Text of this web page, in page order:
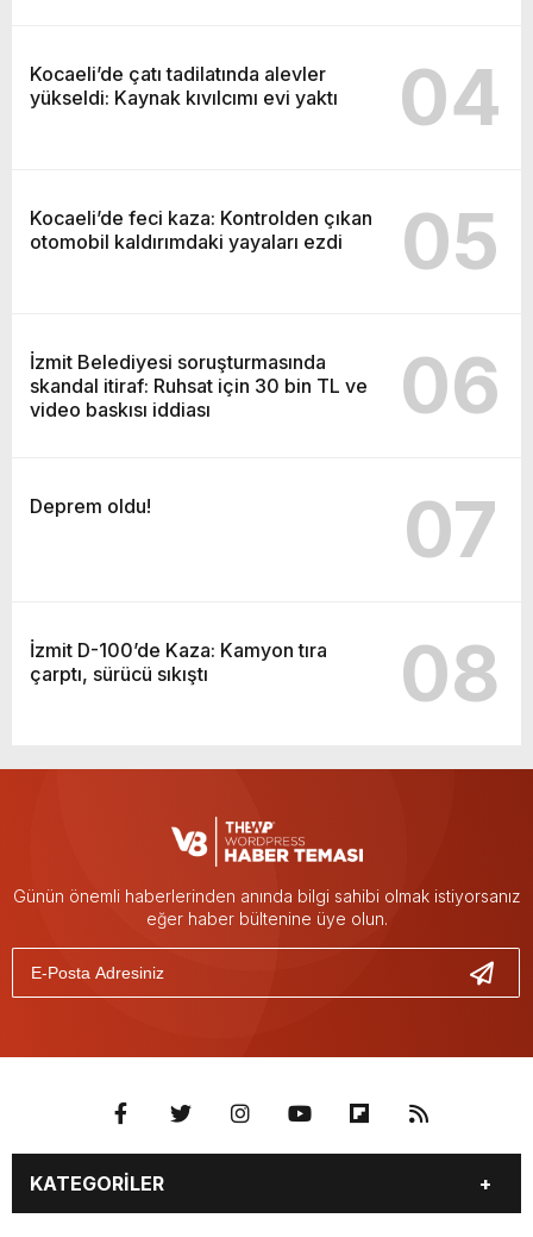
Kocaeli’de çatı tadilatında alevler
yükseldi: Kaynak kıvılcımı evi yaktı
04
Kocaeli’de feci kaza: Kontrolden çıkan
otomobil kaldırımdaki yayaları ezdi
05
İzmit Belediyesi soruşturmasında
skandal itiraf: Ruhsat için 30 bin TL ve
video baskısı iddiası
06
Deprem oldu! 07
İzmit D-100’de Kaza: Kamyon tıra
çarptı, sürücü sıkıştı
08
Günün önemli haberlerinden anında bilgi sahibi olmak istiyorsanız
eğer haber bültenine üye olun.
KATEGORİLER